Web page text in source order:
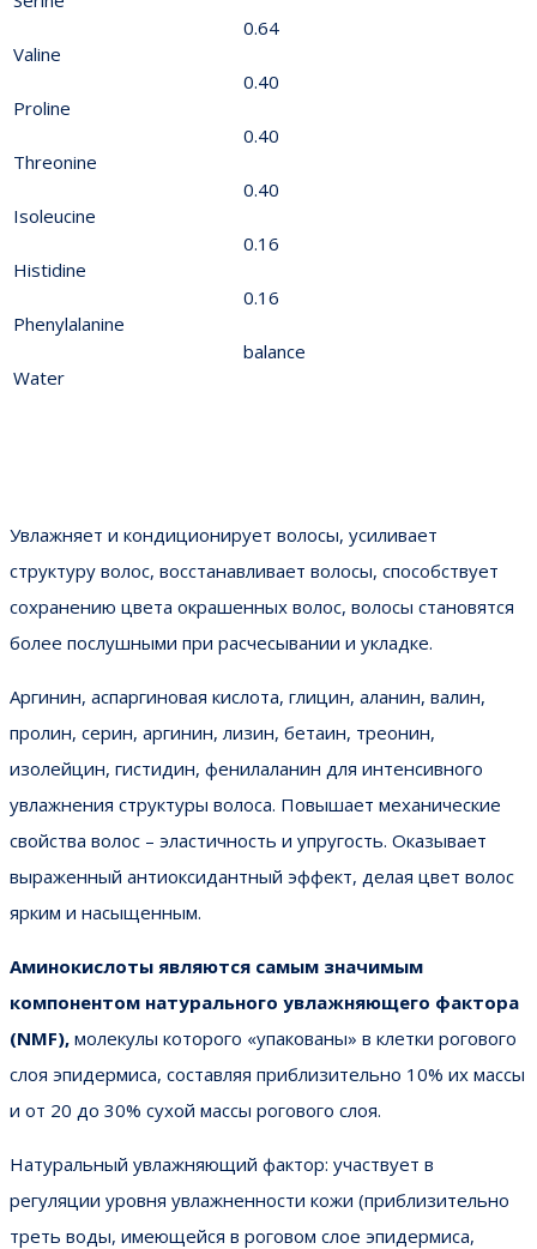
Valine
Proline
Threonine
Isoleucine
Histidine
Phenylalanine
Water
0.64
0.40
0.40
0.40
0.16
0.16
balance
Увлажняет и кондиционирует волосы, усиливает
структуру волос, восстанавливает волосы, способствует
сохранению цвета окрашенных волос, волосы становятся
более послушными при расчесывании и укладке.
Аргинин, аспаргиновая кислота, глицин, аланин, валин,
пролин, серин, аргинин, лизин, бетаин, треонин,
изолейцин, гистидин, фенилаланин для интенсивного
увлажнения структуры волоса. Повышает механические
свойства волос – эластичность и упругость. Оказывает
выраженный антиоксидантный эффект, делая цвет волос
ярким и насыщенным.
Аминокислоты являются самым значимым
компонентом натурального увлажняющего фактора
(NMF), молекулы которого «упакованы» в клетки рогового
слоя эпидермиса, составляя приблизительно 10% их массы
и от 20 до 30% сухой массы рогового слоя.
Натуральный увлажняющий фактор: участвует в
регуляции уровня увлажненности кожи (приблизительно
треть воды, имеющейся в роговом слое эпидермиса,